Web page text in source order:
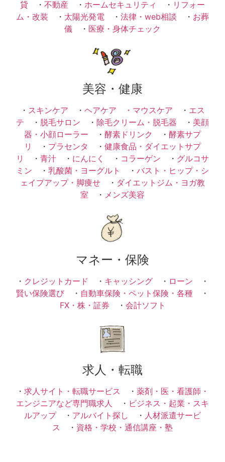
貸 ・ 不動産 ・ ホームセキュリティ ・ リフォー
ム・改装 ・ 太陽光発電 ・ 法律・web相談 ・ お葬
儀 ・ 医療・身体チェック
美容・健康
・ スキンケア ・ ヘアケア ・ マウスケア ・ エス
テ ・ 脱毛サロン ・ 除毛クリーム・脱毛器 ・ 美顔
器・小顔ローラー ・ 酵素ドリンク ・ 酵素サプ
リ
・ プラセンタ ・ 健康食品・ダイエットサプ
リ
・ 青汁 ・ にんにく ・ コラーゲン ・ グルコサ
ミン ・ 乳酸菌・ヨーグルト ・ バスト・ヒップ・シ
ェイプアップ・脚痩せ ・ ダイエットジム・ヨガ教
室 ・ メンズ美容
マネー・保険
・ クレジットカード ・ キャッシング ・ ローン ・
賢い保険選び ・ 自動車保険・ペット保険・各種 ・
FX・株・証券 ・ 会計ソフト
求人・転職
・ 求人サイト・転職サービス ・ 薬剤・医・看護師・
エンジニアなど専門職求人
・ ビジネス・起業・スキ
ルアップ・ アルバイト探し ・ 人材派遣サービ
ス ・ 資格・学校・通信講座・塾